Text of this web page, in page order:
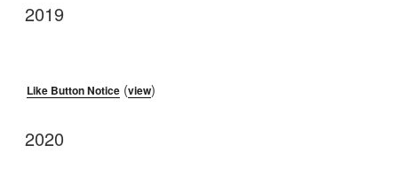
2019
Like Button Notice (view)
2020